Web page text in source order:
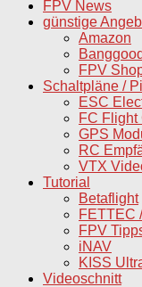
FPV News
günstige
Amazon
FPV
Schaltpläne /
ESC
FC Flight
GPS
RC
VTX
Tutorial
Betaflight
FETTEC
FPV
iNAV
KISS
Videoschnitt